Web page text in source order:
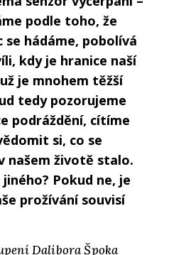
podle toho, že
hádáme, pobolívá
kdy je hranice naší
je mnohem těžší
tedy pozorujeme
podráždění, cítíme
si, co se
našem životě stalo.
Pokud ne, je
prožívání souvisí
Dalibora Špoka